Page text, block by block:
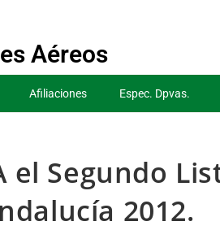
Aéreos
Afiliaciones Espec. Dpvas.
el Segundo
2012.